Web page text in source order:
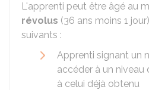
L'apprenti peut être âgé au
révolus (36 ans moins 1
suivants :
Apprenti signant un
accéder à un niveau
à celui déjà obtenu